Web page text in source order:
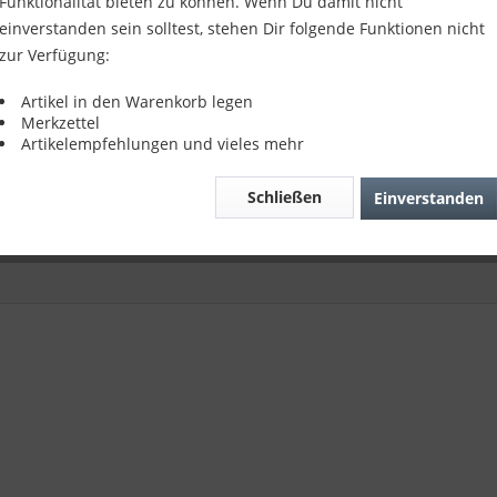
der Suche nach dem passenden Artikel?
- Kundenservice
04422 996 814 01
Mo., Mi., Fr. 10:30 - 16:00 Uhr, Di., Do. 13:00 - 18:00 Uhr
einverstanden sein solltest, stehen Dir folgende Funktionen nicht
zur Verfügung:
Artikel in den Warenkorb legen
Merkzettel
Artikelempfehlungen und vieles mehr
Einverstanden
Schließen